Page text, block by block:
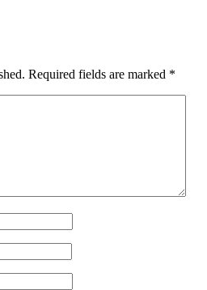
Required fields are marked *